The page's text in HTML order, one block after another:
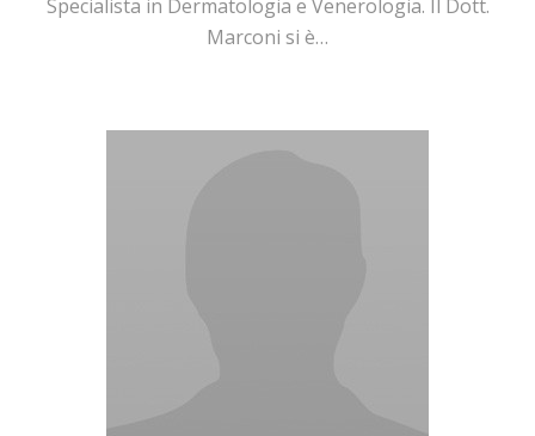
Specialista in Dermatologia e Venerologia. Il Dott.
Marconi si è…